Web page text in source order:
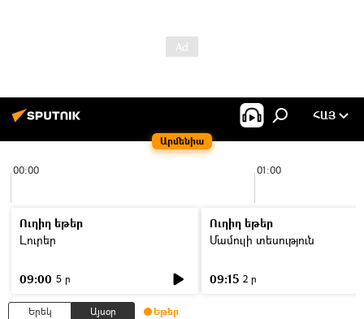
Արմենիա
ՀԱՅ
00:00 01:00
Ուղիղ եթեր
Լուրեր
09:00 5 ր
Ուղիղ եթեր
Մամուլի տեսություն
09:15 2 ր
Երեկ Այսօր Եթեր